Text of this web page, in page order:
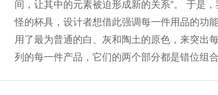
间，让其中的元素被迫形成新的关系”。 于是
怪的杯具，设计者想借此强调每一件用品的功
用了最为普通的白、灰和陶土的原色，来突出
列的每一件产品，它们的两个部分都是错位组